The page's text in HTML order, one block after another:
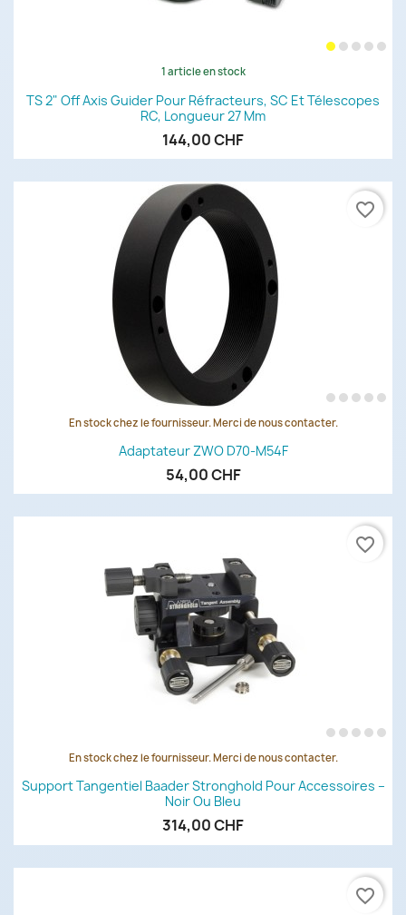
1 article en stock
TS 2" Off Axis Guider Pour Réfracteurs, SC Et Télescopes
RC, Longueur 27 Mm
144,00 CHF
En stock chez le fournisseur. Merci de nous contacter.
Adaptateur ZWO D70-M54F
54,00 CHF
favorite_border
En stock chez le fournisseur. Merci de nous contacter.
Support Tangentiel Baader Stronghold Pour Accessoires –
Noir Ou Bleu
314,00 CHF
favorite_border
favorite_border